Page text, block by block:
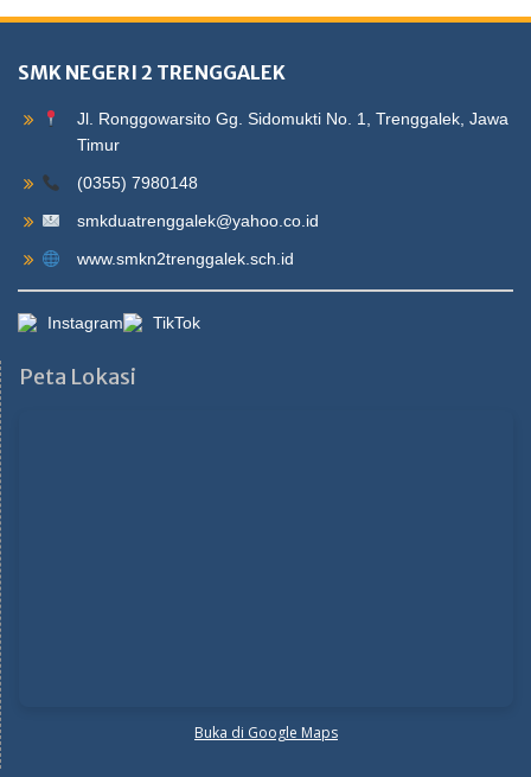
SMK NEGERI 2 TRENGGALEK
Jl. Ronggowarsito Gg. Sidomukti No. 1, Trenggalek, Jawa
Timur
(0355) 7980148
smkduatrenggalek@yahoo.co.id
www.smkn2trenggalek.sch.id
Instagram TikTok
Peta Lokasi
Buka di Google Maps